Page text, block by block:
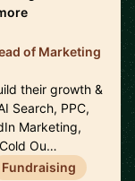
of Marketing
their growth &
Search, PPC,
Marketing,
Ou…
Fundraising